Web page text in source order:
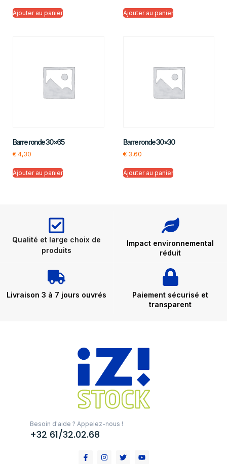
Ajouter au panier Ajouter au panier
Barre ronde 30×65
€ 4,30
Ajouter au panier
Barre ronde 30×30
€3,60
Ajouter au panier
Qualité et large choix de
produits
Impact environnemental
réduit
Livraison 3 à 7 jours ouvrés
Paiement sécurisé et
transparent
Besoin d'aide ? Appelez-nous !
+32 61/32.02.68